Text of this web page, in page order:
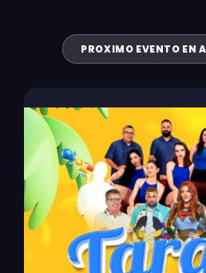
PROXIMO EVENTO EN